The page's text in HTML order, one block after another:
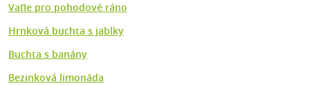
Vafle pro pohodové ráno
Hrnková buchta s jablky
Buchta s banány
Bezinková limonáda